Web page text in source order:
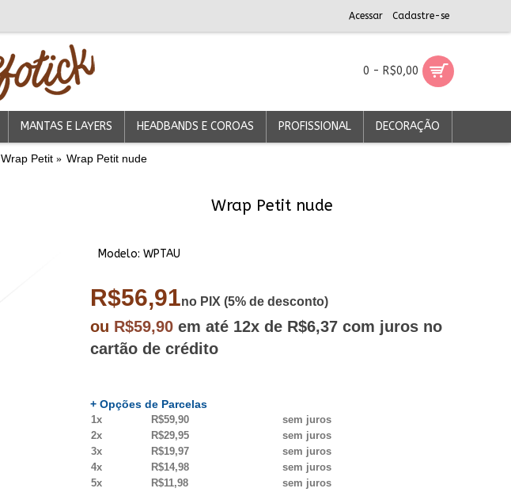
Acessar Cadastre-se
0 - R$0,00
MANTAS E LAYERS HEADBANDS E COROAS PROFISSIONAL DECORAÇÃO
Wrap Petit Wrap Petit nude
Wrap Petit nude
Modelo: WPTAU
R$56,91no PIX (5% de desconto)
ou R$59,90 em até 12x de R$6,37 com juros no
cartão de crédito
+ Opções de Parcelas
1x R$59,90
sem juros
2x
R$29,95
sem juros
3x
R$19,97
sem juros
4x
R$14,98
sem juros
5x
R$11,98
sem juros